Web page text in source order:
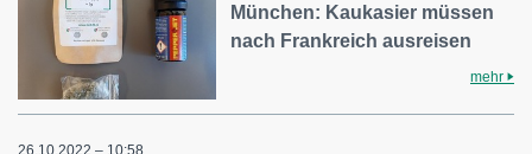
München: Kaukasier müssen
nach Frankreich ausreisen
mehr